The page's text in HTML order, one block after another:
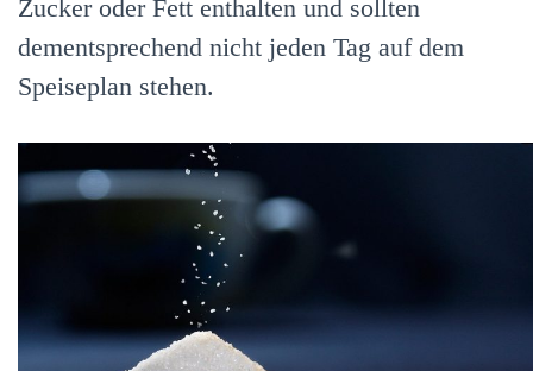
Zucker oder Fett enthalten und sollten
dementsprechend nicht jeden Tag auf dem
Speiseplan stehen.